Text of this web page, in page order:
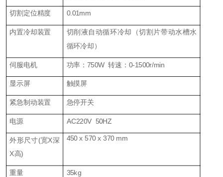
切割定位精度 0.01mm
内置冷却装置 切削液自动循环冷却（切割片带动水槽水
循环冷却）
伺服电机 功率： 750W 转速：0-1500r/min
显示屏 触摸屏
紧急制动装置 急停开关
电源 AC220V 50HZ
外形尺寸(宽X深
X高)
450 x 570x370mm
重量 35kg